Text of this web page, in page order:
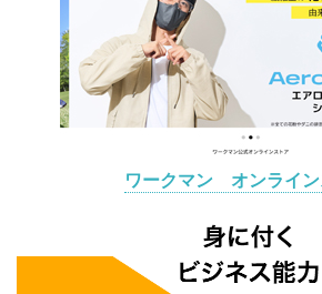
ワークマン オンライン